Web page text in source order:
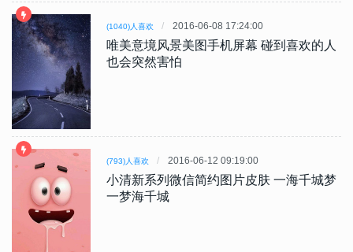
(1040)人喜欢 2016-06-08 17:24:00
唯美意境风景美图手机屏幕 碰到喜欢的人
也会突然害怕
(793)人喜欢 2016-06-12 09:19:00
小清新系列微信简约图片皮肤 一海千城梦
一梦海千城